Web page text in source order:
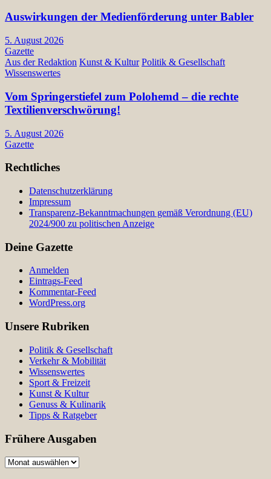
Auswirkungen der Medienförderung unter Babler
5. August 2026
Gazette
Aus der Redaktion Kunst & Kultur Politik & Gesellschaft
Wissenswertes
Vom Springerstiefel zum Polohemd – die rechte
Textilienverschwörung!
5. August 2026
Gazette
Rechtliches
Datenschutzerklärung
Impressum
Transparenz-Bekanntmachungen gemäß Verordnung (EU)
2024/900 zu politischen Anzeige
Deine Gazette
Anmelden
Eintrags-Feed
Kommentar-Feed
WordPress.org
Unsere Rubriken
Politik & Gesellschaft
Verkehr & Mobilität
Wissenswertes
Sport & Freizeit
Kunst & Kultur
Genuss & Kulinarik
Tipps & Ratgeber
Frühere Ausgaben
Frühere